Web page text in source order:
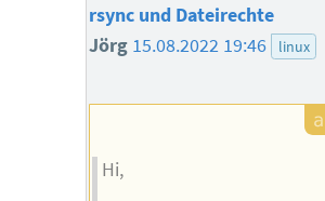
rsync und Dateirechte
Jörg 15.08.2022 19:46 linux
Hi,